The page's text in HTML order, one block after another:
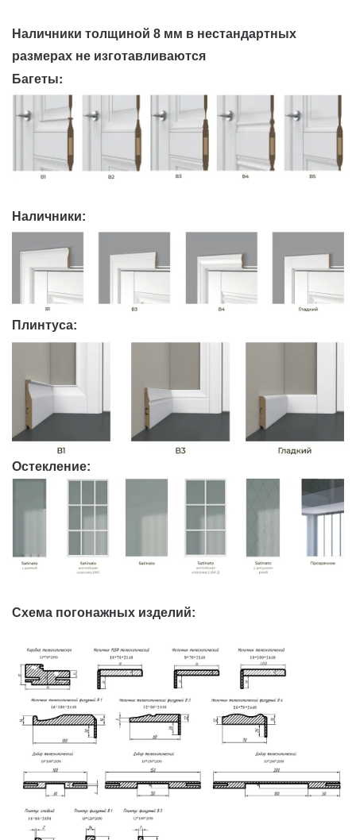
Наличники толщиной 8 мм в нестандартных
размерах не изготавливаются
Багеты:
Наличники:
Плинтуса:
Остекление:
Схема погонажных изделий: